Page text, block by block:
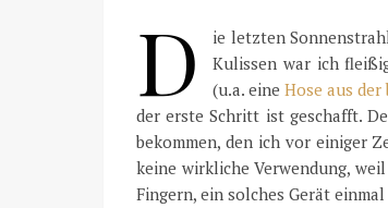
D
ie letzten
Kulissen war ich
(u.a. eine Hose aus der
der erste Schritt ist geschafft.
bekommen, den ich vor einiger
keine wirkliche Verwendung,
Fingern, ein solches Gerät